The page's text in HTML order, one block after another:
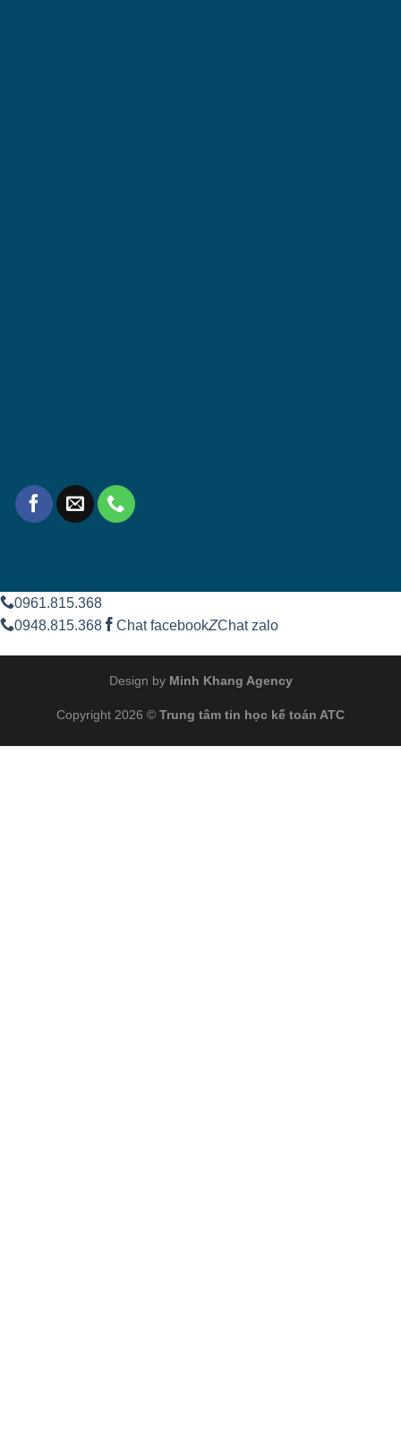
0961.815.368
0948.815.368
Chat facebookZChat zalo
Design by Minh Khang Agency
Copyright 2026 © Trung tâm tin học kế toán ATC